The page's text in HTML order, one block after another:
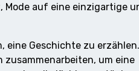
Mode auf eine einzigartige
eine Geschichte zu
um eine